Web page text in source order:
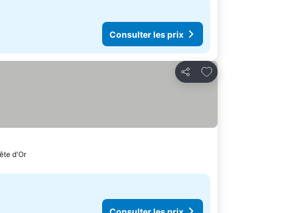
Consulter les prix
Partager
Ajouter à mes favoris
d'Or